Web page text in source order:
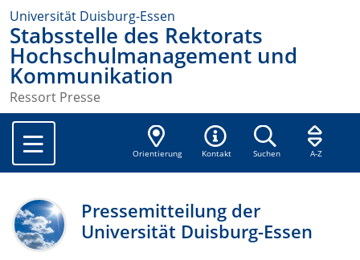
Universität Duisburg-Essen
Stabsstelle des Rektorats
Hochschulmanagement und
Kommunikation
Ressort Presse
Orientierung Kontakt Suchen A-Z
Pressemitteilung der
Universität Duisburg-Essen